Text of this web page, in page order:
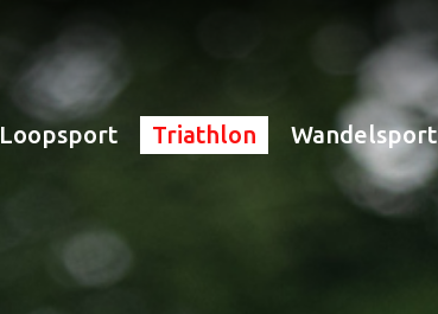
Loopsport Triathlon Wandelsport